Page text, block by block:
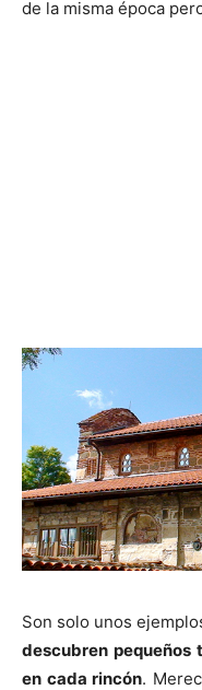
de la misma época
Son solo unos
descubren pequeños
en cada rincón.